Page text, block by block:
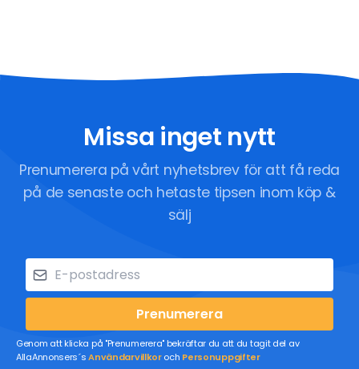
Missa inget nytt
Prenumerera på vårt nyhetsbrev för att få reda
på de senaste och hetaste tipsen inom köp &
sälj
Prenumerera
Genom att klicka på "Prenumerera" bekräftar du att du tagit del av
AllaAnnonsers´sAnvändarvillkoroch Personuppgifter